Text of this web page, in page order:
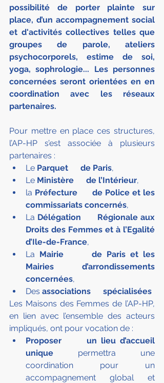
possibilité de porter plainte sur
place, d’un accompagnement social
et d'activités collectives telles que
groupes de parole, ateliers
psychocorporels, estime de soi,
yoga, sophrologie... Les personnes
concernées seront orientées en en
coordination avec les réseaux
partenaires.
Pour mettre en place ces structures,
l’AP-HP s’est associée à plusieurs
partenaires :
Le Parquet      de Paris,
Le Ministère      de l’Intérieur,
la Préfecture      de Police et les
commissariats concernés,
La Délégation      Régionale aux
Droits des Femmes et à l’Egalité
d’Ile-de-France,
La Mairie      de Paris et les
Mairies d’arrondissements
concernées,
Des associations      spécialisées
Les Maisons des Femmes de l’AP-HP,
en lien avec l’ensemble des acteurs
impliqués, ont pour vocation de :
Proposer      un lieu d’accueil
unique permettra une
coordination pour un
accompagnement global et